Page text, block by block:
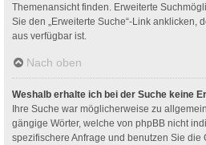
Themenansicht finden. Erweiterte
Sie den „Erweiterte Suche“-Link anklicken,
aus verfügbar ist.
Nach oben
Weshalb erhalte ich bei der Suche keine
Ihre Suche war möglicherweise zu
gängige Wörter, welche von phpBB nicht
spezifischere Anfrage und benutzen Sie die